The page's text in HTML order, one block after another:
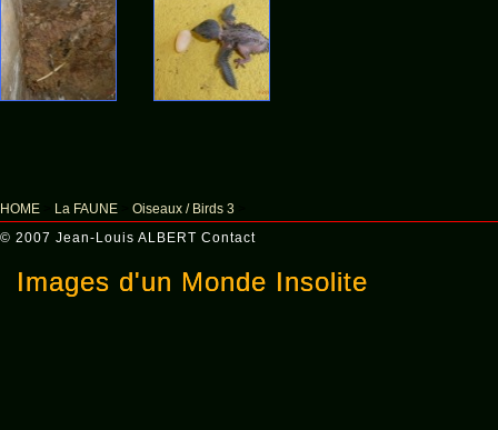
HOME La FAUNE Oiseaux / Birds 3
© 2007 Jean-Louis ALBERT Contact
Images d'un Monde Insolite